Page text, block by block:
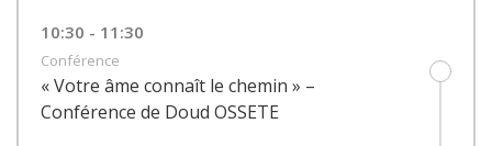
10:30 - 11:30
Conférence
« Votre âme connaît le chemin » –
Conférence de Doud OSSETE